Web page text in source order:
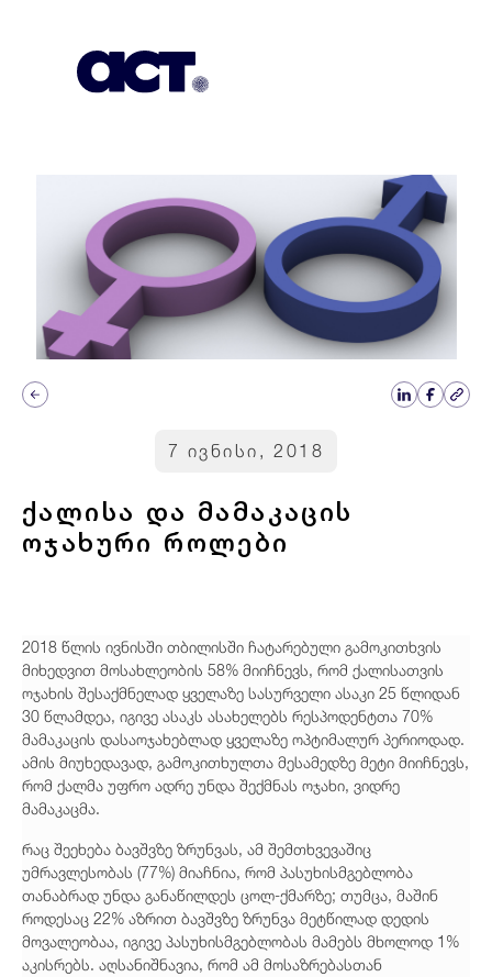
7 ივნისი, 2018
ქალისა და მამაკაცის
ოჯახური როლები
2018 წლის ივნისში თბილისში ჩატარებული გამოკითხვის
მიხედვით მოსახლეობის 58% მიიჩნევს, რომ ქალისათვის
ოჯახის შესაქმნელად ყველაზე სასურველი ასაკი 25 წლიდან
30 წლამდეა, იგივე ასაკს ასახელებს რესპოდენტთა 70%
მამაკაცის დასაოჯახებლად ყველაზე ოპტიმალურ პერიოდად.
ამის მიუხედავად, გამოკითხულთა მესამედზე მეტი მიიჩნევს,
რომ ქალმა უფრო ადრე უნდა შექმნას ოჯახი, ვიდრე
მამაკაცმა.
რაც შეეხება ბავშვზე ზრუნვას, ამ შემთხვევაშიც
უმრავლესობას (77%) მიაჩნია, რომ პასუხისმგებლობა
თანაბრად უნდა განაწილდეს ცოლ-ქმარზე; თუმცა, მაშინ
როდესაც 22% აზრით ბავშვზე ზრუნვა მეტწილად დედის
მოვალეობაა, იგივე პასუხისმგებლობას მამებს მხოლოდ 1%
აკისრებს. აღსანიშნავია, რომ ამ მოსაზრებასთან